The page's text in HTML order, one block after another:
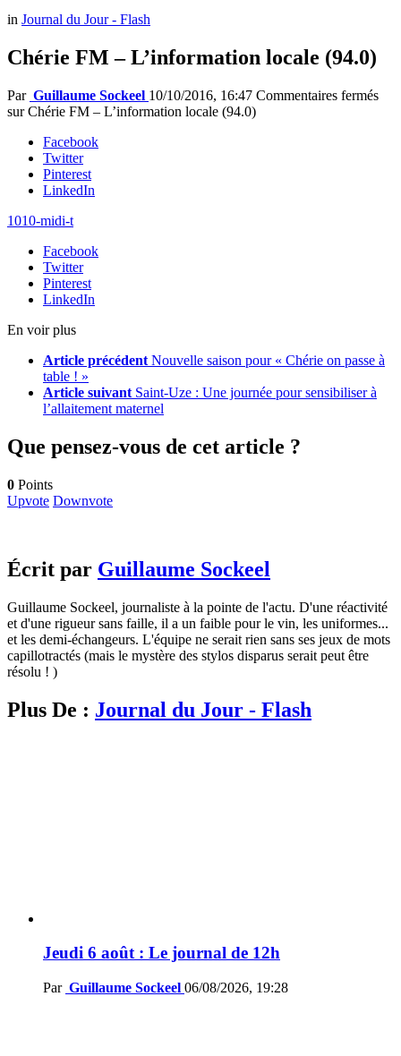
in Journal du Jour - Flash
Chérie FM – L’information locale (94.0)
Par Guillaume Sockeel 10/10/2016, 16:47 Commentaires fermés
sur Chérie FM – L’information locale (94.0)
Facebook
Twitter
Pinterest
LinkedIn
1010-midi-t
Facebook
Twitter
Pinterest
LinkedIn
En voir plus
Article précédent Nouvelle saison pour « Chérie on passe à
table ! »
Article suivant Saint-Uze : Une journée pour sensibiliser à
l’allaitement maternel
Que pensez-vous de cet article ?
0 Points
Upvote Downvote
Écrit par Guillaume Sockeel
Guillaume Sockeel, journaliste à la pointe de l'actu. D'une réactivité
et d'une rigueur sans faille, il a un faible pour le vin, les uniformes...
et les demi-échangeurs. L'équipe ne serait rien sans ses jeux de mots
capillotractés (mais le mystère des stylos disparus serait peut être
résolu ! )
Plus De : Journal du Jour - Flash
Jeudi 6 août : Le journal de 12h
Par Guillaume Sockeel 06/08/2026, 19:28